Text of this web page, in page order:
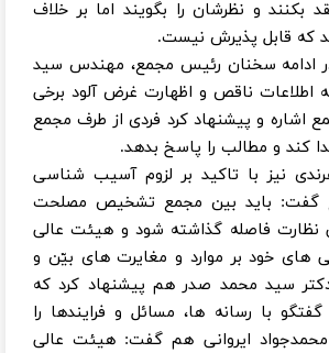
بکنند و نظرشان را بگویند اما بر خلاف
که قابل پذیرش نیست.
ادامه سخنان رئیس مجمع، مهندس سید
اطلاعات ناقص و اظهارت غرض آلود برخی
اشاره و پیشنهاد کرد فردی از طرف مجمع
کند و مطالب را پاسخ بدهد.
نیز با تاکید بر لزوم آسیب شناسی
گفت: باید بین مجمع تشخیص مصلحت
نظارت فاصله گذاشته شود و هیئت عالی
های خود بر موارد و مغایرت های بیّن و
سید محمد صدر هم پیشنهاد کرد که
با رسانه ها، مسائل و فرایندها را
محمدجواد ایروانی هم گفت: هیئت عالی